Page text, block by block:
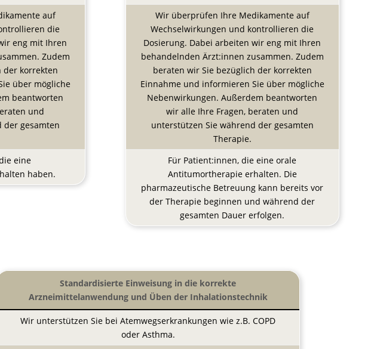
auf
die
eng mit Ihren
Zudem
der korrekten
über mögliche
beantworten
und
der gesamten
eine
haben.
Wir überprüfen Ihre Medikamente auf
Wechselwirkungen und kontrollieren die
Dosierung. Dabei arbeiten wir eng mit Ihren
behandelnden Ärzt:innen zusammen. Zudem
beraten wir Sie bezüglich der korrekten
Einnahme und informieren Sie über mögliche
Nebenwirkungen. Außerdem beantworten
wir alle Ihre Fragen, beraten und
unterstützen Sie während der gesamten
Therapie.
Für Patient:innen, die eine orale
Antitumortherapie erhalten. Die
pharmazeutische Betreuung kann bereits vor
der Therapie beginnen und während der
gesamten Dauer erfolgen.
Standardisierte Einweisung in die korrekte
Arzneimittelanwendung und Üben der Inhalationstechnik
Wir unterstützen Sie bei Atemwegserkrankungen wie z.B. COPD
oder Asthma.